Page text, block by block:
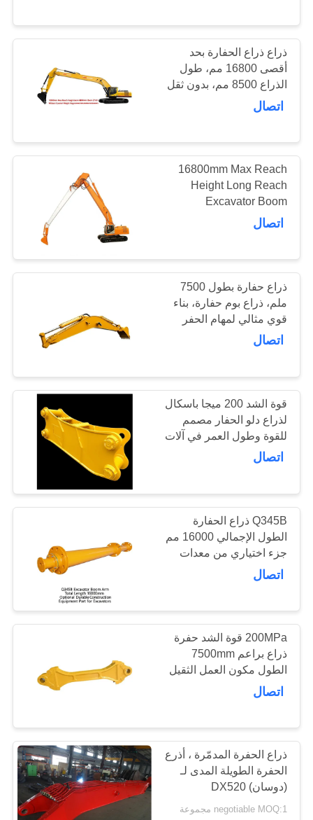
اتصل
أخبار
حالات
خريطة
الموقع
POLICY
حفارة دلو انتزاع
28
ذراع مناولة المواد
برمائية عوامة
9
برتقاليّ قشرة
18
عجلة ضغط حفارة
22
ذراع ذراع الحفارة بحد
أقصى 16800 مم، طول
الذراع 8500 مم، بدون ثقل
موازن، مصمم لتقديم
التشغيل
اتصال
16800mm Max Reach
Height Long Reach
Excavator Boom
لتوفير قدرات حفر موسعة
اتصال
ذراع حفارة بطول 7500
ملم، ذراع بوم حفارة، بناء
قوي مثالي لمهام الحفر
الثقيلة والأداء في مواقع
اتصال
قوة الشد 200 ميجا باسكال
لذراع دلو الحفار مصمم
للقوة وطول العمر في آلات
البناء
اتصال
Q345B ذراع الحفارة
الطول الإجمالي 16000 مم
جزء اختياري من معدات
البناء الدائمة للحفارات
اتصال
200MPa قوة الشد حفرة
ذراع براعم 7500mm
الطول مكون العمل الثقيل
مناسبة لمختلف نماذج
الحفرة
اتصال
ذراع الحفرة المدمّرة ، أذرع
الحفرة الطويلة المدى لـ
(دوسان) DX520
negotiable MOQ:1 مجموعة